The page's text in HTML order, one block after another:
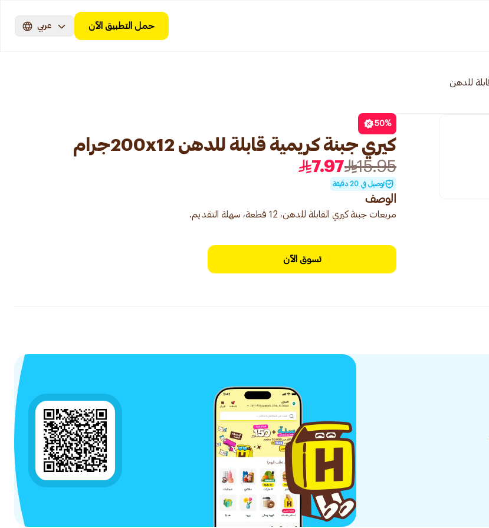
حمل التطبيق الآن عربي
للدهن
50%
كيري جبنة كريمية قابلة للدهن 200x12جرام
15.95
7.97
توصيل في 20 دقيقة
الوصف
مربعات جبنة كيري القابلة للدهن، 12 قطعة، سهلة التقديم.
تسوق الآن